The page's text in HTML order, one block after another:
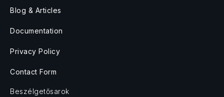
Blog & Articles
Documentation
Privacy Policy
Contact Form
Beszélgetősarok